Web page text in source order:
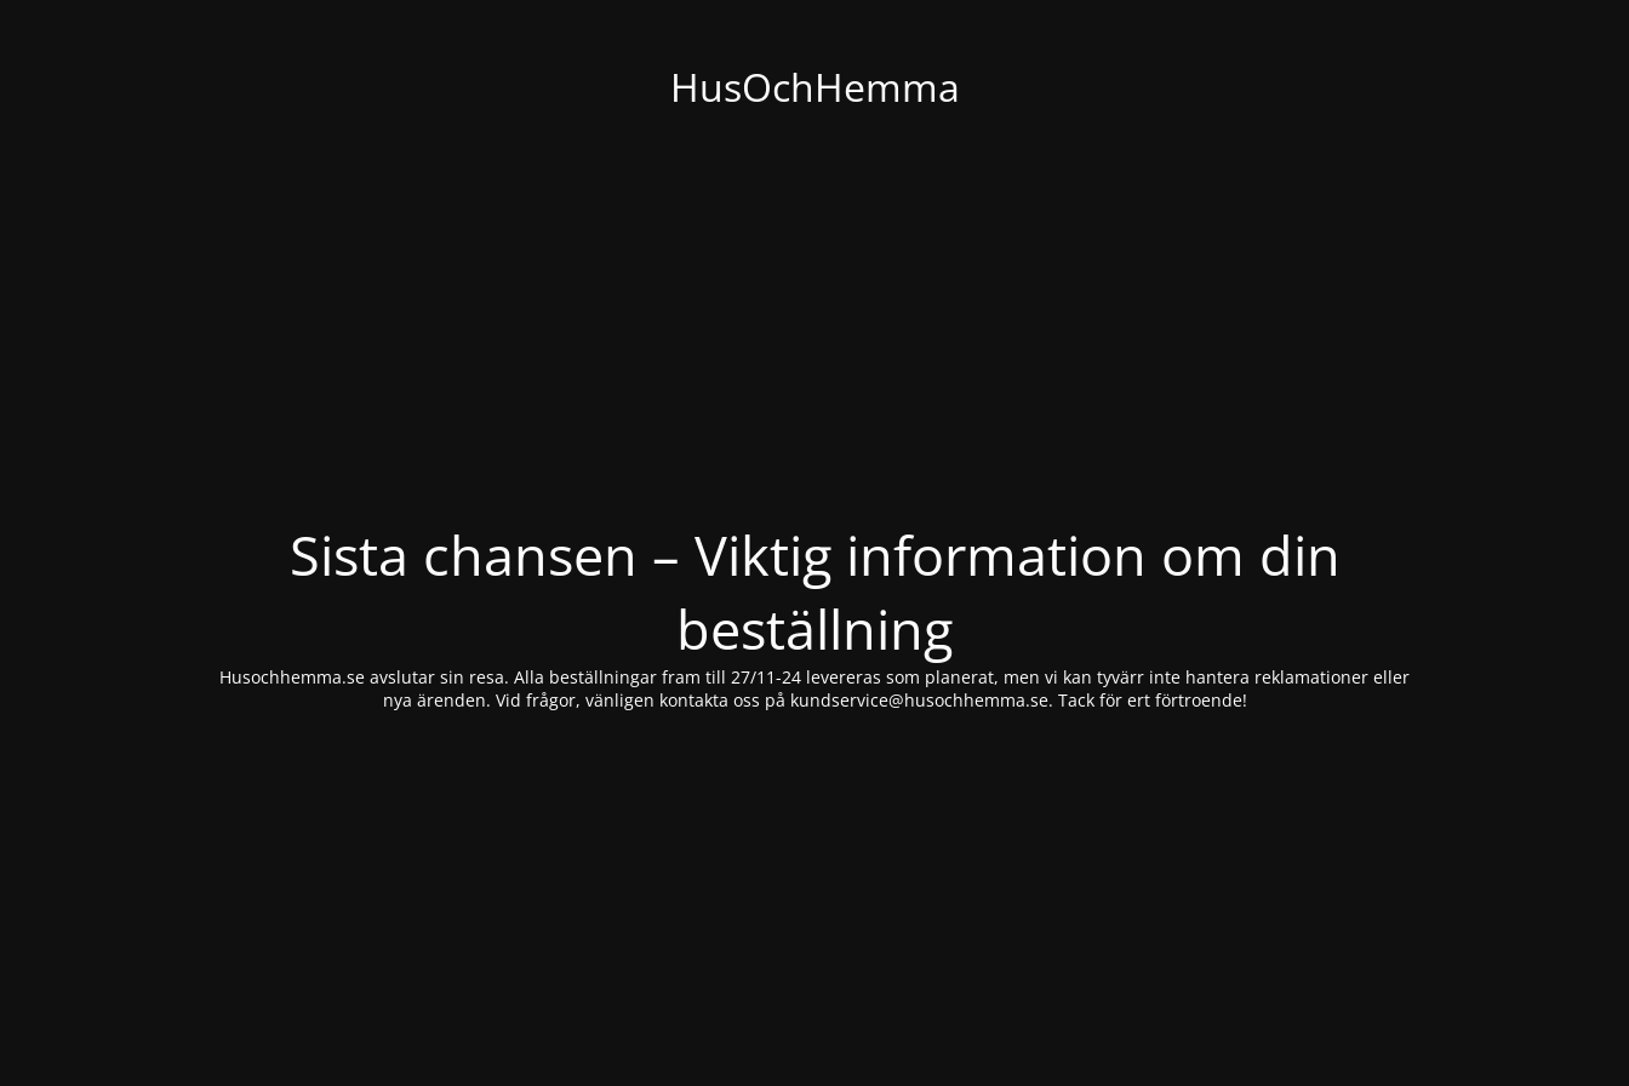
HusOchHemma
Sista chansen – Viktig information om din
beställning
Husochhemma.se avslutar sin resa. Alla beställningar fram till 27/11-24 levereras som planerat, men vi kan tyvärr inte hantera reklamationer eller
nya ärenden. Vid frågor, vänligen kontakta oss på kundservice@husochhemma.se. Tack för ert förtroende!